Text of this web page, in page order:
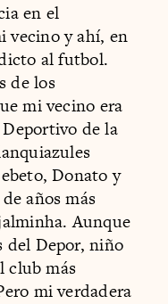
en el
vecino y ahí, en
al futbol.
de los
mi vecino era
de la
Donato y
años más
Aunque
del Depor, niño
club más
mi verdadera